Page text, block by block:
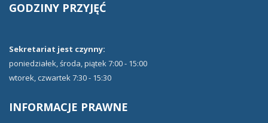
GODZINY PRZYJĘĆ
Sekretariat jest czynny:
poniedziałek, środa, piątek 7:00 - 15:00
wtorek, czwartek 7:30 - 15:30
INFORMACJE PRAWNE